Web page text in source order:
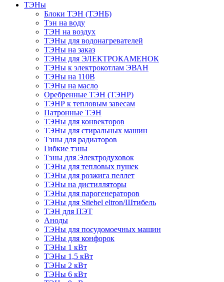
ТЭНы
Блоки ТЭН (ТЭНБ)
Тэн на воду
ТЭН на воздух
ТЭНы для водонагревателей
ТЭНы на заказ
ТЭНы для ЭЛЕКТРОКАМЕНОК
ТЭНы к электрокотлам ЭВАН
ТЭНы на 110В
ТЭНы на масло
Оребренные ТЭН (ТЭНР)
ТЭНР к тепловым завесам
Патронные ТЭН
ТЭНы для конвекторов
ТЭНы для стиральных машин
Тэны для радиаторов
Гибкие тэны
Тэны для Электродуховок
ТЭНы для тепловых пушек
ТЭНы для розжига пеллет
ТЭНы на дистилляторы
ТЭНы для парогенераторов
ТЭНы для Stiebel eltron/Штибель
ТЭН для ПЭТ
Аноды
ТЭНы для посудомоечных машин
ТЭНы для конфорок
ТЭНы 1 кВт
ТЭНы 1,5 кВт
ТЭНы 2 кВт
ТЭНы 6 кВт